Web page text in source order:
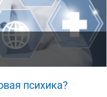
психика?